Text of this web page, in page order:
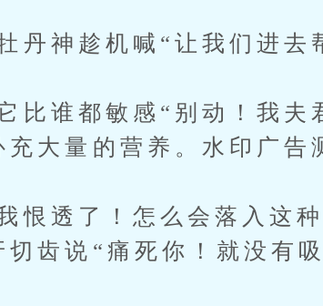
神趁机喊“让我们进去
谁都敏感“别动！我夫
充大量的营养。水印广
透了！怎么会落入这种
切齿说“痛死你！就没有